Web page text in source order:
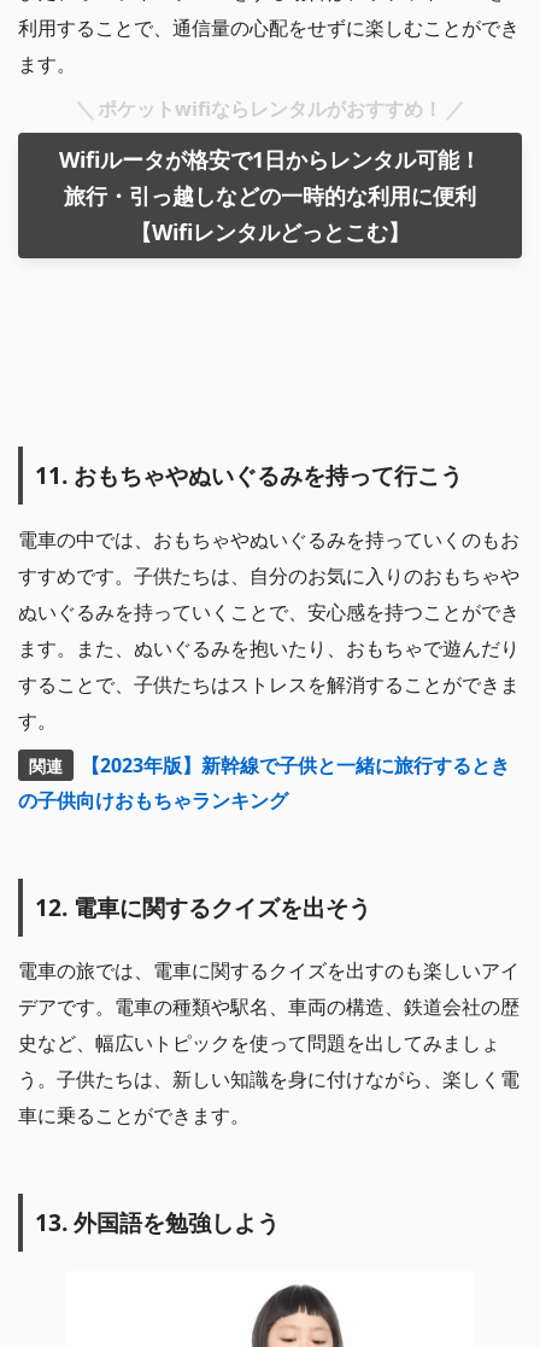
利用することで、通信量の心配をせずに楽しむことができ
ます。
ポケットwifiならレンタルがおすすめ！
Wifiルータが格安で1日からレンタル可能！
旅行・引っ越しなどの一時的な利用に便利
【Wifiレンタルどっとこむ】
11. おもちゃやぬいぐるみを持って行こう
電車の中では、おもちゃやぬいぐるみを持っていくのもお
すすめです。子供たちは、自分のお気に入りのおもちゃや
ぬいぐるみを持っていくことで、安心感を持つことができ
ます。また、ぬいぐるみを抱いたり、おもちゃで遊んだり
することで、子供たちはストレスを解消することができま
す。
【2023年版】新幹線で子供と一緒に旅行するとき
の子供向けおもちゃランキング
12. 電車に関するクイズを出そう
電車の旅では、電車に関するクイズを出すのも楽しいアイ
デアです。電車の種類や駅名、車両の構造、鉄道会社の歴
史など、幅広いトピックを使って問題を出してみましょ
う。子供たちは、新しい知識を身に付けながら、楽しく電
車に乗ることができます。
13. 外国語を勉強しよう